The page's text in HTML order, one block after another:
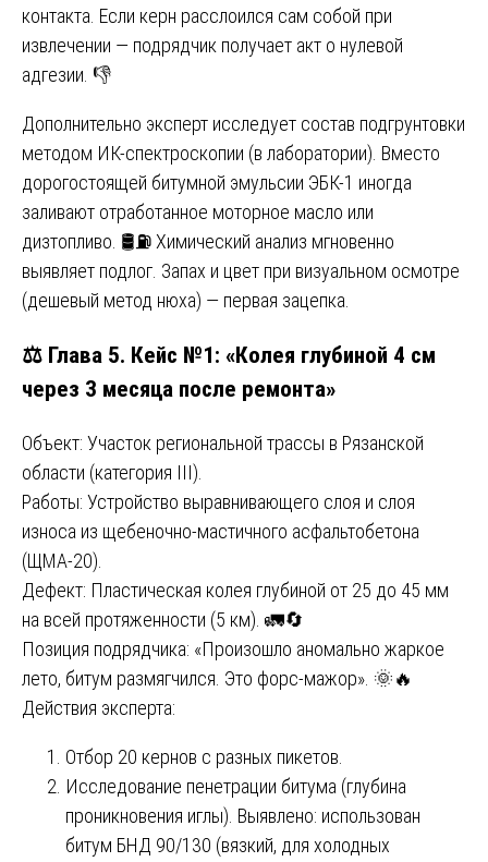
контакта. Если керн расслоился сам собой при
извлечении — подрядчик получает акт о нулевой
адгезии. 👎
Дополнительно эксперт исследует состав подгрунтовки
методом ИК-спектроскопии (в лаборатории). Вместо
дорогостоящей битумной эмульсии ЭБК-1 иногда
заливают отработанное моторное масло или
дизтопливо. 🛢️⛽ Химический анализ мгновенно
выявляет подлог. Запах и цвет при визуальном осмотре
(дешевый метод нюха) — первая зацепка.
⚖️ Глава 5. Кейс №1: «Колея глубиной 4 см
через 3 месяца после ремонта»
Объект: Участок региональной трассы в Рязанской
области (категория III).
Работы: Устройство выравнивающего слоя и слоя
износа из щебеночно-мастичного асфальтобетона
(ЩМА-20).
Дефект: Пластическая колея глубиной от 25 до 45 мм
на всей протяженности (5 км). 🚛🔄
Позиция подрядчика: «Произошло аномально жаркое
лето, битум размягчился. Это форс-мажор». 🌞🔥
Действия эксперта:
Отбор 20 кернов с разных пикетов.
Исследование пенетрации битума (глубина
проникновения иглы). Выявлено: использован
битум БНД 90/130 (вязкий, для холодных